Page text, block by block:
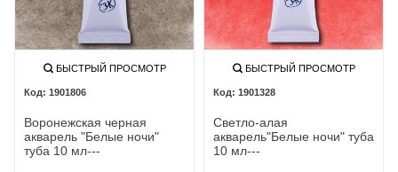
БЫСТРЫЙ ПРОСМОТР
1901806
Воронежская черная
акварель "Белые ночи"
туба 10 мл---
БЫСТРЫЙ ПРОСМОТР
1901328
Светло-алая
акварель"Белые ночи" туба
10 мл---